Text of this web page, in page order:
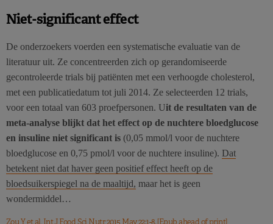
Niet-significant effect
De onderzoekers voerden een systematische evaluatie van de
literatuur uit. Ze concentreerden zich op gerandomiseerde
gecontroleerde trials bij patiënten met een verhoogde cholesterol,
met een publicatiedatum tot juli 2014. Ze selecteerden 12 trials,
voor een totaal van 603 proefpersonen. Uit de resultaten van de
meta-analyse blijkt dat het effect op de nuchtere bloedglucose
en insuline niet significant is (0,05 mmol/l voor de nuchtere
bloedglucose en 0,75 pmol/l voor de nuchtere insuline). Dat
betekent niet dat haver geen positief effect heeft op de
bloedsuikerspiegel na de maaltijd, maar het is geen
wondermiddel…
Zou Y et al, Int J Food Sci Nutr, 2015 May 22:1-8. [Epub ahead of print]